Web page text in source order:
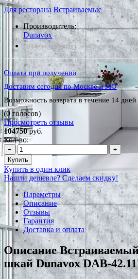
Для ресторана Встраиваемые
Производитель:
Dunavox
*Наличие уточняйте у менеджера
Оплата при получении
Доставим сегодня по Москве и МО
Возможность возврата в течение 14 дней
(0 голосов)
Просмотреть отзывы
104750руб.
Кол-во:
−
+
Купить
Купить в один клик
Нашли дешевле? Сделаем скидку!
Параметры
Описание
Отзывы
Гарантия
Доставка и оплата
Описание
шкай Dunavox DAB-